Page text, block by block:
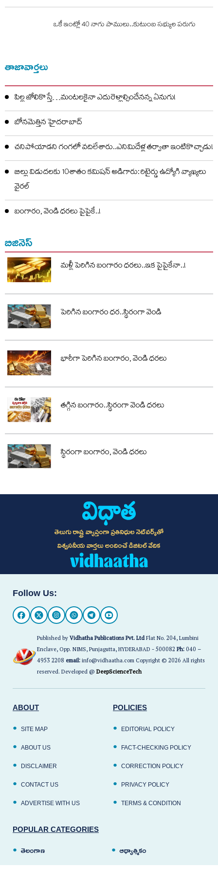
ఒకే ఇంట్లో 40 నాగు పాములు..కుటుంబ సభ్యుల పరుగు
తాజావార్తలు
పిల్ల జోలికొస్తే…మంటలకైనా ఎదురెళ్లాల్సిందేనన్న ఏనుగు!
బోనమెత్తిన హైదరాబాద్
చనిపోయాడని గంగలో వదిలేశారు..ఎనిమిదేళ్ల తర్వాతా ఇంటికొచ్చాడు!
బిల్లు విడుదలకు 10శాతం కమిషన్ అడిగారు: రిటైర్డు ఉద్యోగి వ్యాఖ్యలు
వైరల్
బంగారం, వెండి ధరలు పైపైకే..!
బిజినెస్
మళ్లీ పెరిగిన బంగారం ధరలు..ఇక పైపైకేనా..!
పెరిగిన బంగారం ధర..స్థిరంగా వెండి
భారీగా పెరిగిన బంగారం, వెండి ధరలు
తగ్గిన బంగారం..స్థిరంగా వెండి ధరలు
స్థిరంగా బంగారం, వెండి ధరలు
తెలుగు రాష్ట్ర వ్యాప్తంగా ప్రతినిధుల నెట్‌వర్క్‌తో
విశ్వసనీయ వార్తలు అందించే డిజిటల్ వేదిక
Follow Us:
Published byVidhatha Publications Pvt. LtdFlat No. 204, Lumbini
Enclave, Opp. NIMS, Punjagutta, HYDERABAD - 500082Ph:040 –
4953 2208 email:info@vidhaatha.com Copyright © 2026 All rights
reserved. Developed @DeepScienceTech
ABOUT
SITE MAP
ABOUT US
DISCLAIMER
CONTACT US
ADVERTISE WITH US
POLICIES
EDITORIAL POLICY
FACT-CHECKING POLICY
CORRECTION POLICY
PRIVACY POLICY
TERMS & CONDITION
POPULAR CATEGORIES
తెలంగాణ ఆధ్యాత్మికం